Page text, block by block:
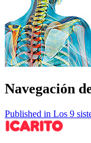
Navegación
Published in Los 9